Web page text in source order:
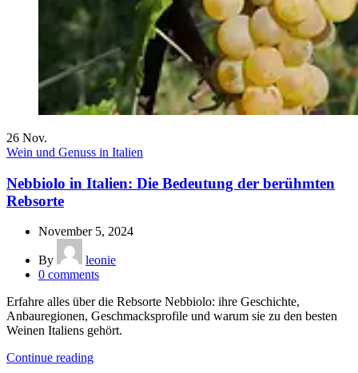
26 Nov.
Wein und Genuss in Italien
Nebbiolo in Italien: Die Bedeutung der berühmten
Rebsorte
November 5, 2024
By
leonie
0 comments
Erfahre alles über die Rebsorte Nebbiolo: ihre Geschichte,
Anbauregionen, Geschmacksprofile und warum sie zu den besten
Weinen Italiens gehört.
Continue reading